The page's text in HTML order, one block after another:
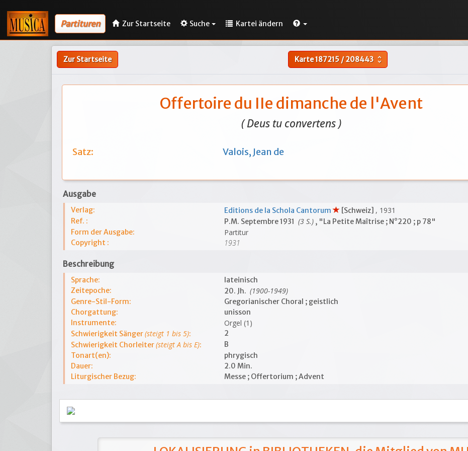
Partituren Zur Startseite Suche Kartei ändern
Zur Startseite Karte187215/208443 unfold_more
Offertoire du IIe dimanche de l'Avent
( Deus tu convertens )
Satz: Valois, Jean de
Ausgabe
Verlag: Editions de la Schola Cantorum [Schweiz] , 1931
Ref. : P.M. Septembre 1931 (3 S.) , "La Petite Maîtrise ; N°220 ; p 78"
Form der Ausgabe:
Partitur
Copyright : 1931
Beschreibung
Sprache:
lateinisch
Zeitepoche:
20. Jh. (1900-1949)
Genre-Stil-Form:
Gregorianischer Choral ; geistlich
Chorgattung:
unisson
Instrumente:
Orgel (1)
Schwierigkeit Sänger(steigt 1 bis 5):
2
Schwierigkeit Chorleiter(steigt A bis E):
B
Tonart(en):
phrygisch
Dauer:
2.0 Min.
Liturgischer Bezug:
Messe ; Offertorium ; Advent